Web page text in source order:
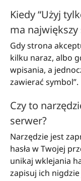
Kiedy “Użyj
ma największy
Gdy strona
kilku naraz, albo
wpisania, a
zawierać symbol”.
Czy to
serwer?
Narzędzie jest
hasła w Twojej
unikaj wklejania
zapisuj ich